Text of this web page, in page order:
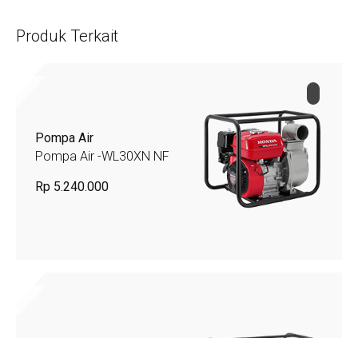
Produk Terkait
Pompa Air
Pompa Air -WL30XN NF
Rp 5.240.000